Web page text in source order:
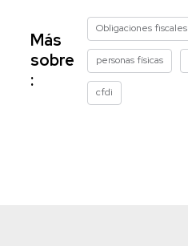
Más
sobre
:
Obligaciones fiscales
personas físicas
cfdi